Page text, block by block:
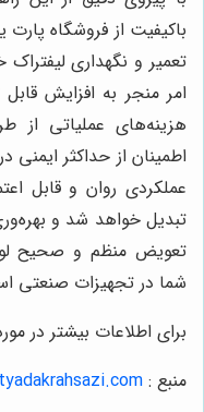
باکیفیت از فروشگاه
تعمیر و نگهداری
امر منجر به افزایش
هزینه‌های عملیاتی از
اطمینان از حداکثر
عملکردی روان و قابل
تبدیل خواهد شد و
تعویض منظم و صحیح
شما در تجهیزات صنعتی
برای اطلاعات بیشتر در
منبع :